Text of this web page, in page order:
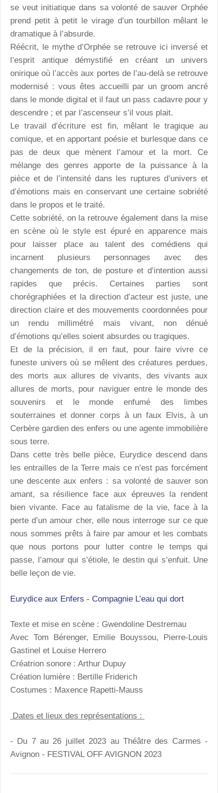
se veut initiatique dans sa volonté de sauver Orphée
prend petit à petit le virage d’un tourbillon mêlant le
dramatique à l’absurde.
Réécrit, le mythe d’Orphée se retrouve ici inversé et
l’esprit antique démystifié en créant un univers
onirique où l’accès aux portes de l’au-delà se retrouve
modernisé : vous êtes accueilli par un groom ancré
dans le monde digital et il faut un pass cadavre pour y
descendre ; et par l’ascenseur s’il vous plait.
Le travail d’écriture est fin, mêlant le tragique au
comique, et en apportant poésie et burlesque dans ce
pas de deux que mènent l’amour et la mort. Ce
mélange des genres apporte de la puissance à la
pièce et de l’intensité dans les ruptures d’univers et
d’émotions mais en conservant une certaine sobriété
dans le propos et le traité.
Cette sobriété, on la retrouve également dans la mise
en scène où le style est épuré en apparence mais
pour laisser place au talent des comédiens qui
incarnent plusieurs personnages avec des
changements de ton, de posture et d’intention aussi
rapides que précis. Certaines parties sont
chorégraphiées et la direction d’acteur est juste, une
direction claire et des mouvements coordonnées pour
un rendu millimétré mais vivant, non dénué
d’émotions qu’elles soient absurdes ou tragiques.
Et de la précision, il en faut, pour faire vivre ce
funeste univers où se mêlent des créatures perdues,
des morts aux allures de vivants, des vivants aux
allures de morts, pour naviguer entre le monde des
souvenirs et le monde enfumé des limbes
souterraines et donner corps à un faux Elvis, à un
Cerbère gardien des enfers ou une agente immobilière
sous terre.
Dans cette très belle pièce, Eurydice descend dans
les entrailles de la Terre mais ce n’est pas forcément
une descente aux enfers : sa volonté de sauver son
amant, sa résilience face aux épreuves la rendent
bien vivante. Face au fatalisme de la vie, face à la
perte d’un amour cher, elle nous interroge sur ce que
nous sommes prêts à faire par amour et les combats
que nous portons pour lutter contre le temps qui
passe, l’amour qui s’étiole, le destin qui s’enfuit. Une
belle leçon de vie.
Eurydice aux Enfers - Compagnie L’eau qui dort
Texte et mise en scène : Gwendoline Destremau
Avec Tom Bérenger, Emilie Bouyssou, Pierre-Louis
Gastinel et Louise Herrero
Créatrion sonore : Arthur Dupuy
Création lumière : Bertille Friderich
Costumes : Maxence Rapetti-Mauss
Dates et lieux des représentations :
- Du 7 au 26 juillet 2023 au Théâtre des Carmes -
Avignon - FESTIVAL OFF AVIGNON 2023